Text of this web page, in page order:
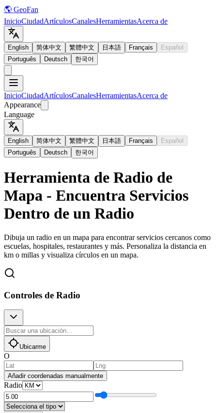
🌎 GeoFan
InicioCiudadArtículosCanalesHerramientasAcerca de
English 简体中文 繁體中文 日本語 Français
Español
Português
Deutsch 한국어
InicioCiudadArtículosCanalesHerramientasAcerca de
Appearance
Language
English 简体中文 繁體中文 日本語 Français
Español
Português
Deutsch 한국어
Herramienta de Radio de
Mapa - Encuentra Servicios
Dentro de un Radio
Dibuja un radio en un mapa para encontrar servicios cercanos como
escuelas, hospitales, restaurantes y más. Personaliza la distancia en
km o millas y visualiza círculos en un mapa.
Controles de Radio
Ubicarme
O
Añadir coordenadas manualmente
Radio